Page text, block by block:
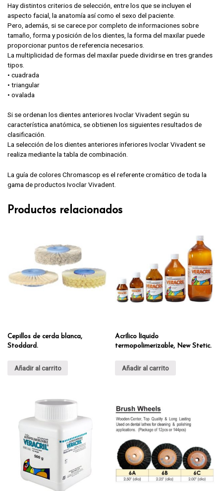
Hay distintos criterios de selección, entre los que se incluyen el
aspecto facial, la anatomía así como el sexo del paciente.
Pero, además, si se carece por completo de informaciones sobre
tamaño, forma y posición de los dientes, la forma del maxilar puede
proporcionar puntos de referencia necesarios.
La multiplicidad de formas del maxilar puede dividirse en tres grandes
tipos.
• cuadrada
• triangular
• ovalada
Si se ordenan los dientes anteriores Ivoclar Vivadent según su
característica anatómica, se obtienen los siguientes resultados de
clasificación.
La selección de los dientes anteriores inferiores Ivoclar Vivadent se
realiza mediante la tabla de combinación.
La guía de colores Chromascop es el referente cromático de toda la
gama de productos Ivoclar Vivadent.
Productos relacionados
Cepillos de cerda blanca,
Stoddard.
Añadir al carrito
Acrílico líquido
termopolimerizable, New Stetic.
Añadir al carrito